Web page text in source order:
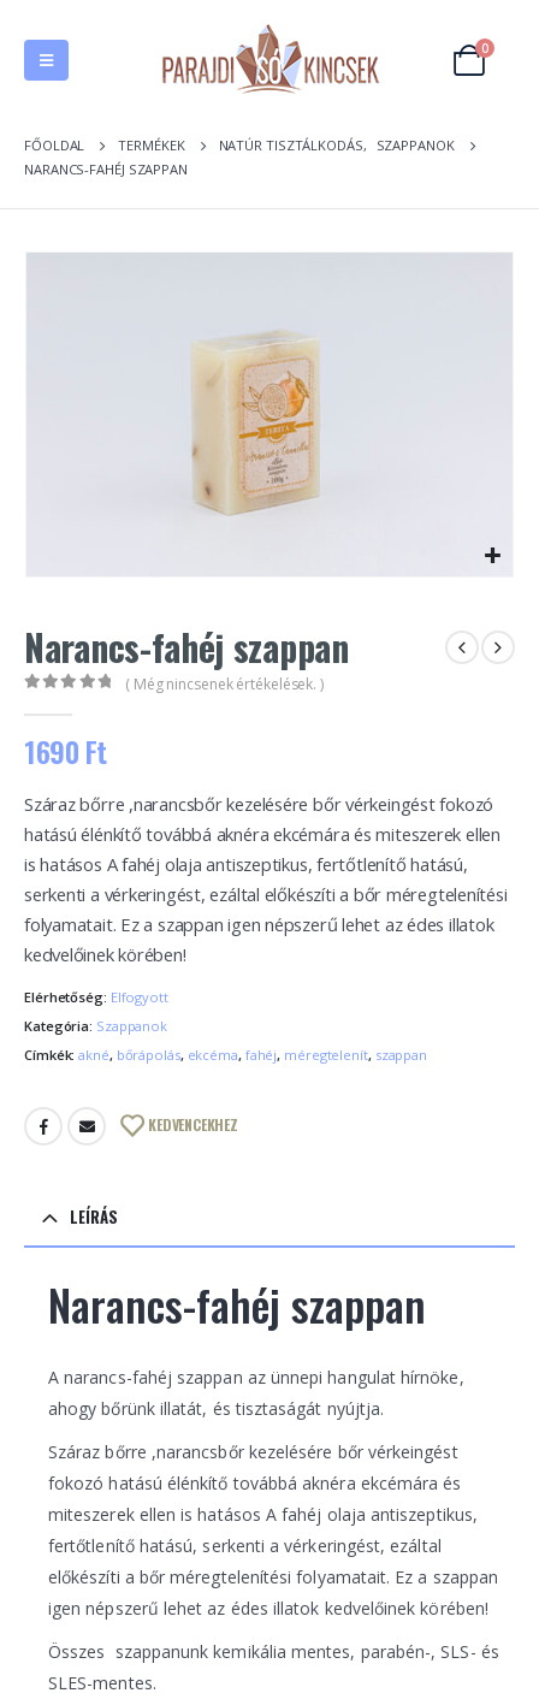
0
FŐOLDAL TERMÉKEK NATÚR TISZTÁLKODÁS,
SZAPPANOK
NARANCS-FAHÉJ SZAPPAN
Narancs-fahéj szappan
( Még nincsenek értékelések. )
1690Ft
Száraz bőrre ,narancsbőr kezelésére bőr vérkeingést fokozó
hatású élénkítő továbbá aknéra ekcémára és miteszerek ellen
is hatásos A fahéj olaja antiszeptikus, fertőtlenítő hatású,
serkenti a vérkeringést, ezáltal előkészíti a bőr méregtelenítési
folyamatait. Ez a szappan igen népszerű lehet az édes illatok
kedvelőinek körében!
Elérhetőség: Elfogyott
Kategória: Szappanok
Címkék:akné, bőrápolás, ekcéma, fahéj, méregtelenít, szappan
KEDVENCEKHEZ
LEÍRÁS
Narancs-fahéj szappan
A narancs-fahéj szappan az ünnepi hangulat hírnöke,
ahogy bőrünk illatát, és tisztaságát nyújtja.
Száraz bőrre ,narancsbőr kezelésére bőr vérkeingést
fokozó hatású élénkítő továbbá aknéra ekcémára és
miteszerek ellen is hatásos A fahéj olaja antiszeptikus,
fertőtlenítő hatású, serkenti a vérkeringést, ezáltal
előkészíti a bőr méregtelenítési folyamatait. Ez a szappan
igen népszerű lehet az édes illatok kedvelőinek körében!
Összes szappanunk kemikália mentes, parabén-, SLS- és
SLES-mentes.